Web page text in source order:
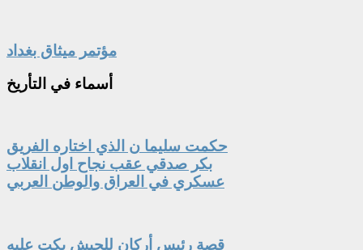
مؤتمر ميثاق بغداد
أسماء في التأريخ
حكمت سليما ن الذي اختاره الفريق
بكر صدقي عقب نجاح اول انقلاب
عسكري في العراق والوطن العربي
قصة رئيس أركان للجيش بكت عليه